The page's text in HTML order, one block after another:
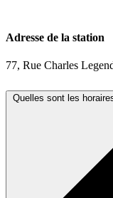
Adresse de la station
77, Rue Charles
Quelles sont les